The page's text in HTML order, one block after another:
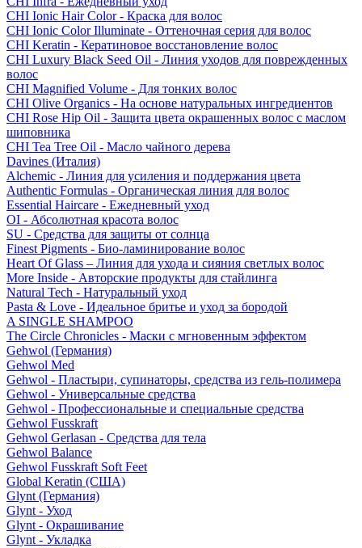
CHI Ionic Hair Color - Краска для волос
CHI Ionic Color Illuminate - Оттеночная серия для волос
CHI Keratin - Кератиновое восстановление волос
CHI Luxury Black Seed Oil - Линия уходов для поврежденных
волос
CHI Magnified Volume - Для тонких волос
CHI Olive Organics - На основе натуральных ингредиентов
CHI Rose Hip Oil - Защита цвета окрашенных волос с маслом
шиповника
CHI Tea Tree Oil - Масло чайного дерева
Davines (Италия)
Alchemic - Линия для усиления и поддержания цвета
Authentic Formulas - Органическая линия для волос
Essential Haircare - Eжедневный уход
OI - Абсолютная красота волос
SU - Средства для защиты от солнца
Finest Pigments - Био-ламинирование волос
Heart Of Glass – Линия для ухода и сияния светлых волос
More Inside - Авторские продукты для стайлинга
Natural Tech - Натуральный уход
Pasta & Love - Идеальное бритье и уход за бородой
A SINGLE SHAMPOO
The Circle Chronicles - Маски с мгновенным эффектом
Gehwol (Германия)
Gehwol Med
Gehwol - Пластыри, супинаторы, средства из гель-полимера
Gehwol - Универсальные средства
Gehwol - Профессиональные и специальные средства
Gehwol Fusskraft
Gehwol Gerlasan - Средства для тела
Gehwol Balance
Gehwol Fusskraft Soft Feet
Global Keratin (США)
Glynt (Германия)
Glynt - Уход
Glynt - Окрашивание
Glynt - Укладка